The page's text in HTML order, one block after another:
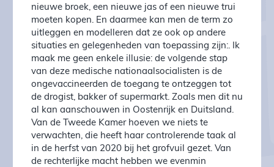
nieuwe broek, een nieuwe jas of een nieuwe trui
moeten kopen. En daarmee kan men de term zo
uitleggen en modelleren dat ze ook op andere
situaties en gelegenheden van toepassing zijn:. Ik
maak me geen enkele illusie: de volgende stap
van deze medische nationaalsocialisten is de
ongevaccineerden de toegang te ontzeggen tot
de drogist, bakker of supermarkt. Zoals men dit nu
al kan aanschouwen in Oostenrijk en Duitsland.
Van de Tweede Kamer hoeven we niets te
verwachten, die heeft haar controlerende taak al
in de herfst van 2020 bij het grofvuil gezet. Van
de rechterlijke macht hebben we evenmin